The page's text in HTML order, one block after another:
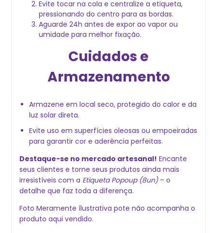
Evite tocar na cola e centralize a etiqueta,
pressionando do centro para as bordas.
Aguarde 24h antes de expor ao vapor ou
umidade para melhor fixação.
Cuidados e
Armazenamento
Armazene em local seco, protegido do calor e da
luz solar direta.
Evite uso em superfícies oleosas ou empoeiradas
para garantir cor e aderência perfeitas.
Destaque-se no mercado artesanal! Encante
seus clientes e torne seus produtos ainda mais
irresistíveis com a Etiqueta Popoup (8un)– o
detalhe que faz toda a diferença.
Foto Meramente ílustrativa pote não acompanha o
produto aqui vendido.